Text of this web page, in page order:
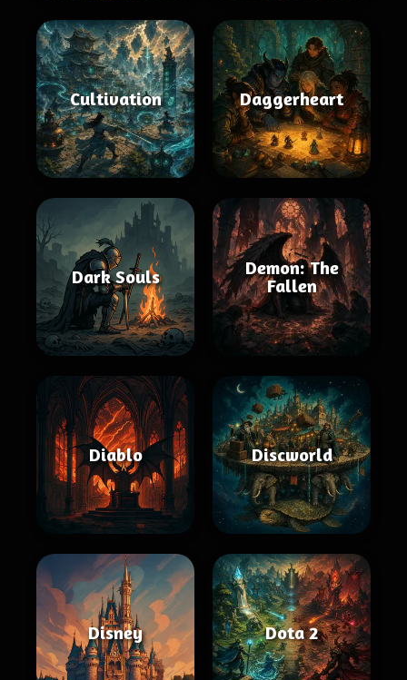
Cultivation Daggerheart
Dark Souls
Demon: The
Fallen
Diablo Discworld
Disney Dota 2